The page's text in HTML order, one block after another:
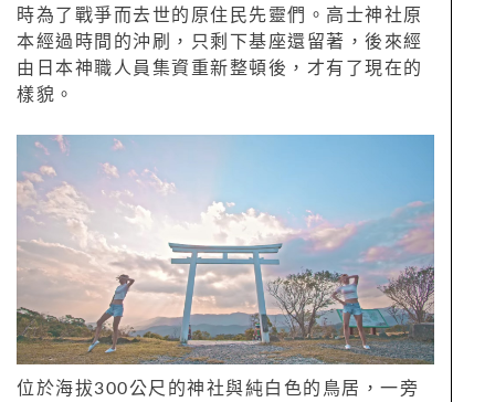
時為了戰爭而去世的原住民先靈們。高士神社原
本經過時間的沖刷，只剩下基座還留著，後來經
由日本神職人員集資重新整頓後，才有了現在的
樣貌。
位於海拔300公尺的神社與純白色的鳥居，一旁